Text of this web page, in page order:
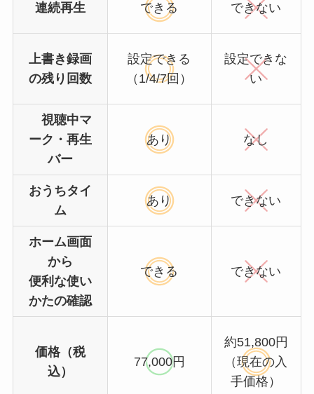
連続再生 できる できない
上書き録画
の残り回数
設定できる
（1/4/7回）
設定できな
い
視聴中マ
ーク・再生
バー
あり なし
おうちタイ
ム
あり できない
ホーム画面
から
便利な使い
かたの確認
できる できない
価格（税
込）
77,000円
約51,800円
（現在の入
手価格）